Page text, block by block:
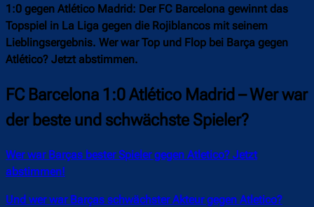
1:0 gegen Atlético Madrid: Der FC Barcelona gewinnt das
Topspiel in La Liga gegen die Rojiblancos mit seinem
Lieblingsergebnis. Wer war Top und Flop bei Barça gegen
Atlético? Jetzt abstimmen.
FC Barcelona 1:0 Atlético Madrid – Wer war
der beste und schwächste Spieler?
Wer war Barças bester Spieler gegen Atletico? Jetzt
abstimmen!
Und wer war Barças schwächster Akteur gegen Atletico?